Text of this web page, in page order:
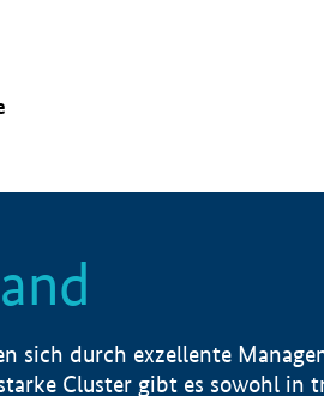
sich durch exzellente
Cluster gibt es sowohl in